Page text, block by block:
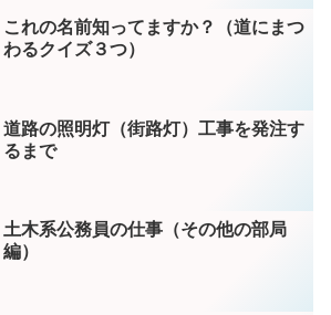
これの名前知ってますか？（道にまつ
わるクイズ３つ）
道路の照明灯（街路灯）工事を発注す
るまで
土木系公務員の仕事（その他の部局
編）